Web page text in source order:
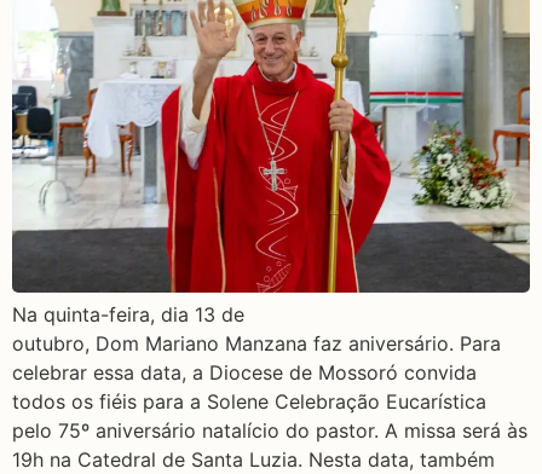
Na quinta-feira, dia 13 de
outubro, Dom Mariano Manzana faz aniversário. Para
celebrar essa data, a Diocese de Mossoró convida
todos os fiéis para a Solene Celebração Eucarística
pelo 75º aniversário natalício do pastor. A missa será às
19h na Catedral de Santa Luzia. Nesta data, também